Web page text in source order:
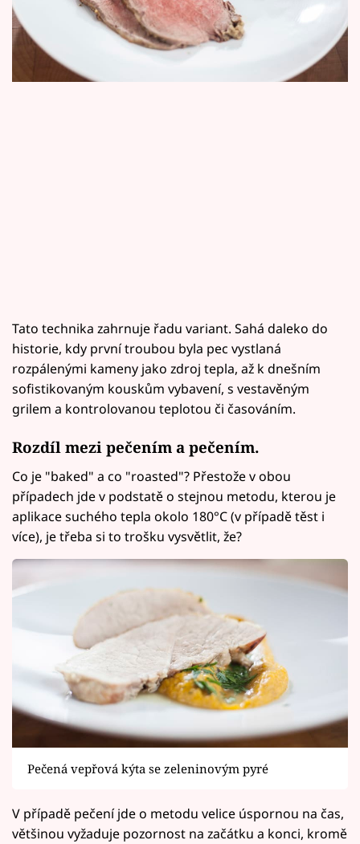
Sledujte prima+
Filmový festival Karlovy Vary
neděli další díl pořadu Zdeňkova akademie, ať
víte o této kuchařské technice více.
Tato technika zahrnuje řadu variant. Sahá daleko do
historie, kdy první troubou byla pec vystlaná
rozpálenými kameny jako zdroj tepla, až k dnešním
sofistikovaným kouskům vybavení, s vestavěným
grilem a kontrolovanou teplotou či časováním.
Rozdíl mezi pečením a pečením.
Co je "baked" a co "roasted"? Přestože v obou
případech jde v podstatě o stejnou metodu, kterou je
aplikace suchého tepla okolo 180°C (v případě těst i
více), je třeba si to trošku vysvětlit, že?
Pečená vepřová kýta se zeleninovým pyré
V případě pečení jde o metodu velice úspornou na čas,
většinou vyžaduje pozornost na začátku a konci, kromě